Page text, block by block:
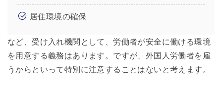
居住環境の確保
など、受け入れ機関として、労働者が安全に働ける環境
を用意する義務はあります。ですが、外国人労働者を雇
うからといって特別に注意することはないと考えます。